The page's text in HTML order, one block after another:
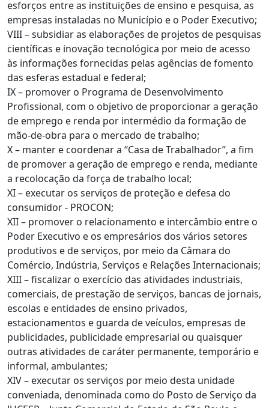
esforços entre as instituições de ensino e pesquisa, as
empresas instaladas no Município e o Poder Executivo;
VIII – subsidiar as elaborações de projetos de pesquisas
científicas e inovação tecnológica por meio de acesso
às informações fornecidas pelas agências de fomento
das esferas estadual e federal;
IX – promover o Programa de Desenvolvimento
Profissional, com o objetivo de proporcionar a geração
de emprego e renda por intermédio da formação de
mão-de-obra para o mercado de trabalho;
X – manter e coordenar a “Casa de Trabalhador”, a fim
de promover a geração de emprego e renda, mediante
a recolocação da força de trabalho local;
XI – executar os serviços de proteção e defesa do
consumidor - PROCON;
XII – promover o relacionamento e intercâmbio entre o
Poder Executivo e os empresários dos vários setores
produtivos e de serviços, por meio da Câmara do
Comércio, Indústria, Serviços e Relações Internacionais;
XIII – fiscalizar o exercício das atividades industriais,
comerciais, de prestação de serviços, bancas de jornais,
escolas e entidades de ensino privados,
estacionamentos e guarda de veículos, empresas de
publicidades, publicidade empresarial ou quaisquer
outras atividades de caráter permanente, temporário e
informal, ambulantes;
XIV – executar os serviços por meio desta unidade
conveniada, denominada como do Posto de Serviço da